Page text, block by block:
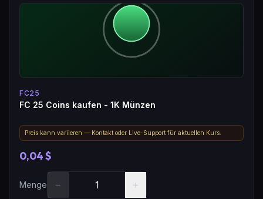
FC25
FC 25 Coins kaufen - 1K Münzen
Preis kann variieren — Kontakt oder Live-Support für aktuellen Kurs.
0,04 $
Menge − +